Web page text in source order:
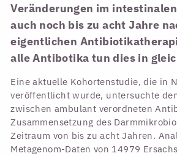
Veränderungen im
auch noch bis zu acht Jahre
eigentlichen
alle Antibotika tun dies in
Eine aktuelle Kohortenstudie, die in
veröffentlicht wurde, untersuchte
zwischen ambulant verordneten
Zusammensetzung des
Zeitraum von bis zu acht Jahren.
Metagenom-Daten von 14979